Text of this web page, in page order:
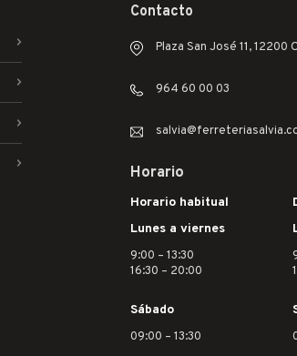
Contacto
Plaza San José 11, 12200
964 60 00 03
Horario
Horario habitual
Lunes a viernes
9:00 – 13:30
16:30 – 20:00
Sábado
09:00 – 13:30